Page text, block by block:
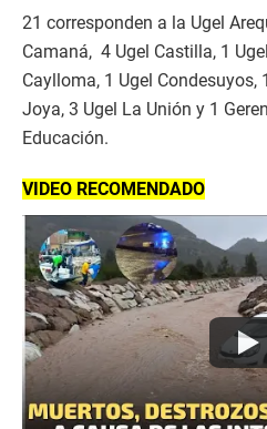
21 corresponden a la Ugel
Camaná, 4 Ugel Castilla, 1
Caylloma, 1 Ugel Condesuyos,
Joya, 3 Ugel La Unión y 1
Educación.
VIDEO RECOMENDADO